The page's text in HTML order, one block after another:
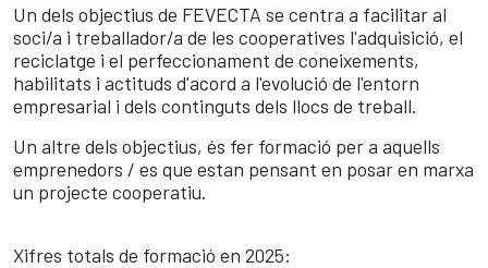
Un dels objectius de FEVECTA se centra a facilitar al
soci/a i treballador/a de les cooperatives l'adquisició, el
reciclatge i el perfeccionament de coneixements,
habilitats i actituds d'acord a l'evolució de l'entorn
empresarial i dels continguts dels llocs de treball.
Un altre dels objectius, és fer formació per a aquells
emprenedors / es que estan pensant en posar en marxa
un projecte cooperatiu.
Xifres totals de formació en 2025: